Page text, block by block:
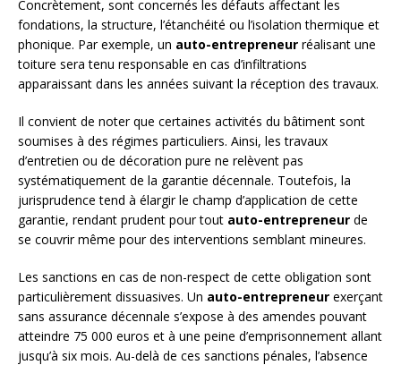
Concrètement, sont concernés les défauts affectant les
fondations, la structure, l’étanchéité ou l’isolation thermique et
phonique. Par exemple, un auto-entrepreneur réalisant une
toiture sera tenu responsable en cas d’infiltrations
apparaissant dans les années suivant la réception des travaux.
Il convient de noter que certaines activités du bâtiment sont
soumises à des régimes particuliers. Ainsi, les travaux
d’entretien ou de décoration pure ne relèvent pas
systématiquement de la garantie décennale. Toutefois, la
jurisprudence tend à élargir le champ d’application de cette
garantie, rendant prudent pour tout auto-entrepreneur de
se couvrir même pour des interventions semblant mineures.
Les sanctions en cas de non-respect de cette obligation sont
particulièrement dissuasives. Un auto-entrepreneur exerçant
sans assurance décennale s’expose à des amendes pouvant
atteindre 75 000 euros et à une peine d’emprisonnement allant
jusqu’à six mois. Au-delà de ces sanctions pénales, l’absence